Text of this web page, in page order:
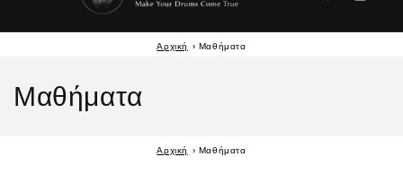
Αρχική › Μαθήματα
Σ
Μαθήματα
Αρχική › Μαθήματα